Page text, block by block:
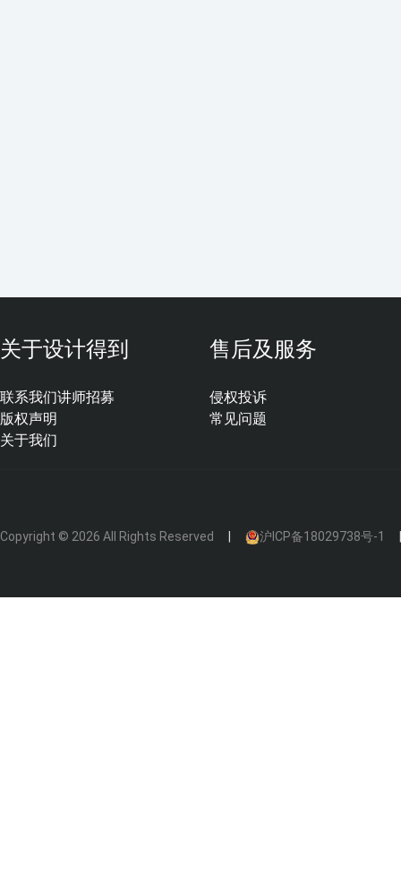
关于设计得到
联系我们
版权声明
关于我们
讲师招募
售后及服务
侵权投诉
常见问题
Copyright © 2026 All Rights Reserved 沪ICP备18029738号-1